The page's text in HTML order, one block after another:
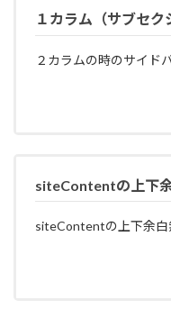
１カラム（サブセク
２カラムの時のサイド
siteContentの上下
siteContentの上下余白